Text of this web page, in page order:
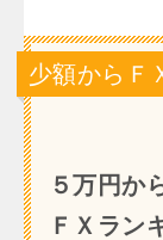
少額からＦ
５万円か
ＦＸラン